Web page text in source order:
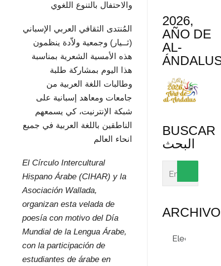
والاحتفال بالتنوع اللغوي
المُنتدى الثقافي العربي الإسباني
(ثــيار) وجمعية ولاّدة ينظمون
هذه الأمسية الشعرية بمناسبة
هذا اليوم بمشاركة طلبة
وطالبات اللغة العربية من
جامعات ومعاهد إسبانية على
شبكة الإنترنيت، كي يسمعهم
الناطقين باللغة العربية في جميع
انحاء العالم
El Círculo Intercultural
Hispano Árabe (CIHAR) y la
Asociación Wallada,
organizan esta velada de
poesía con motivo del Día
Mundial de la Lengua Árabe,
con la participación de
estudiantes de árabe en
2026,
AÑO DE
AL-
BUSCAR
البحث